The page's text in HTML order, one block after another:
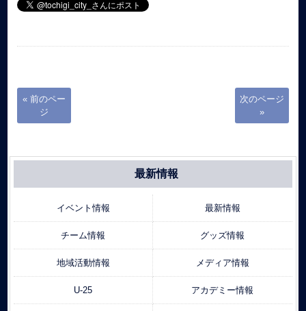
« 前のペー
ジ
次のページ
»
最新情報
イベント情報 最新情報
チーム情報 グッズ情報
地域活動情報 メディア情報
U-25 アカデミー情報